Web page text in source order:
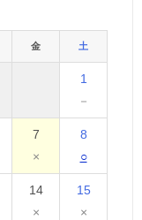
金 土
1
－
7
×
8
○
14
×
15
×